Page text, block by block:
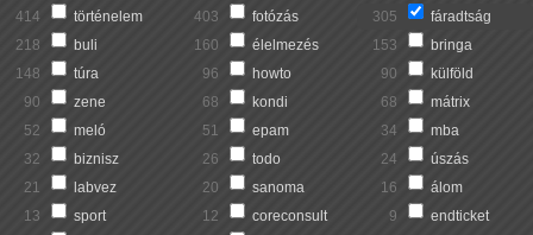
414
történelem 403 fotózás 305
fáradtság
218
buli 160 élelmezés 153
bringa
148
túra 96 howto 90
külföld
90
zene 68 kondi 68
mátrix
52
meló 51 epam 34
mba
32
biznisz 26 todo 24
úszás
21
labvez 20 sanoma 16
álom
13
sport 12 coreconsult 9
endticket